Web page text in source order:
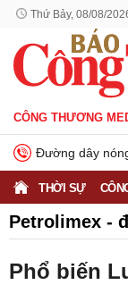
Thứ Bảy, 08/08/
CÔNG THƯƠNG
Đường dây
THỜI SỰ
Petrolimex -
Phổ biến